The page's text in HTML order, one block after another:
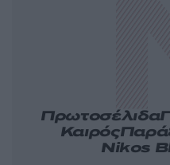
Πρωτοσέλιδα
Καιρός
Nikos